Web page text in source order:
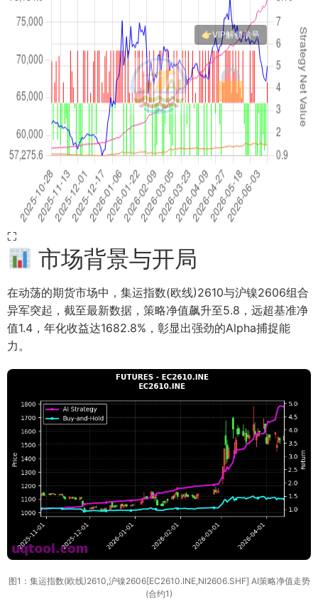
⛶
市场背景与开局
在动荡的期货市场中，集运指数(欧线)2610与沪镍2606组合
异军突起，截至最新数据，策略净值飙升至5.8，远超基准净
值1.4，年化收益达1682.8%，彰显出强劲的Alpha捕捉能
力。
图1：集运指数(欧线)2610,沪镍2606[EC2610.INE,NI2606.SHF] AI策略净值走势
(合约1)